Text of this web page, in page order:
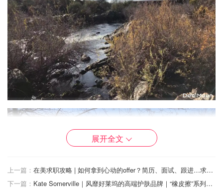
展开全文
上一篇：
在美求职攻略 | 如何拿到心动的offer？简历、面试、跟进…求职时必须知道的小技巧大公开
下一篇：
Kate Somerville｜风靡好莱坞的高端护肤品牌｜“橡皮擦”系列战痘神器